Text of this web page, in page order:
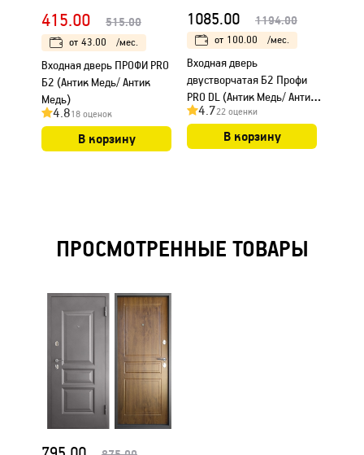
415.00 515.00
от 43.00 /мес.
Входная дверь ПРОФИ PRO
Б2 (Антик Медь/ Антик
Медь)
4.818 оценок
В корзину
1085.00 1194.00
от 100.00 /мес.
Входная дверь
двустворчатая Б2 Профи
PRO DL (Антик Медь/ Антик
Медь)
4.722 оценки
В корзину
ПРОСМОТРЕННЫЕ ТОВАРЫ